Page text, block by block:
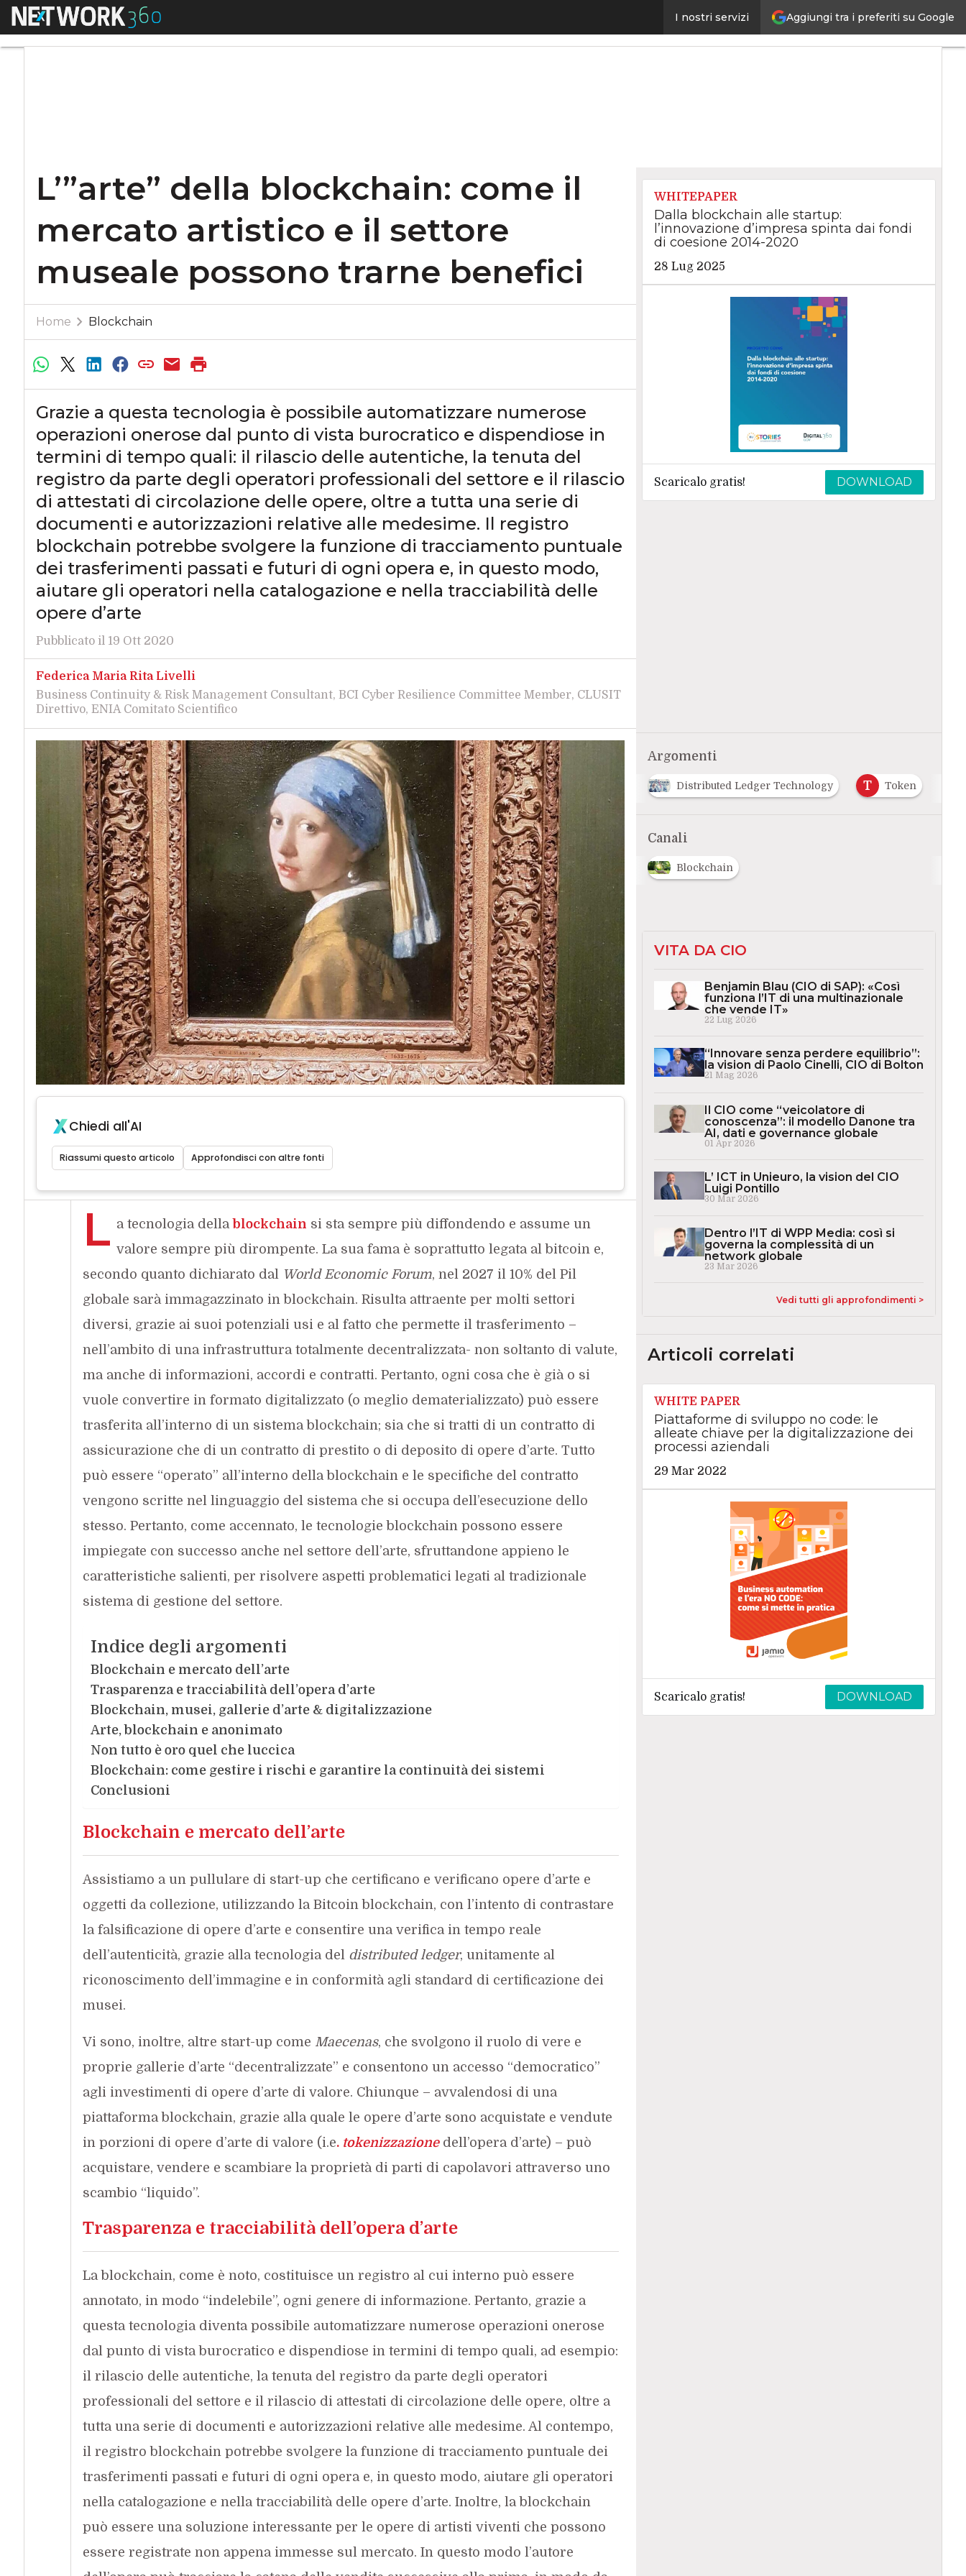
Aggiungi tra i preferiti su Google
I nostri servizi
Menu L’”arte” della blockchain: come il mercato artistico e il settore museale possono trarne beneficiUltimi
articoli
Intelligenza
L’”arte” della blockchain: come il
mercato artistico e il settore
museale possono trarne benefici
Home Blockchain
Grazie a questa tecnologia è possibile automatizzare numerose
operazioni onerose dal punto di vista burocratico e dispendiose in
termini di tempo quali: il rilascio delle autentiche, la tenuta del
registro da parte degli operatori professionali del settore e il rilascio
di attestati di circolazione delle opere, oltre a tutta una serie di
documenti e autorizzazioni relative alle medesime. Il registro
blockchain potrebbe svolgere la funzione di tracciamento puntuale
dei trasferimenti passati e futuri di ogni opera e, in questo modo,
aiutare gli operatori nella catalogazione e nella tracciabilità delle
opere d’arte
Pubblicato il 19 Ott 2020
Federica Maria Rita Livelli
Business Continuity & Risk Management Consultant, BCI Cyber Resilience Committee Member, CLUSIT
Direttivo, ENIA Comitato Scientifico
Chiedi all'AI
Riassumi questo articolo Approfondisci con altre fonti
L a tecnologia dellablockchain si sta sempre più diffondendo e assume un
valore sempre più dirompente. La sua fama è soprattutto legata al bitcoin e,
secondo quanto dichiarato dal World Economic Forum, nel 2027 il 10% del Pil
globale sarà immagazzinato in blockchain. Risulta attraente per molti settori
diversi, grazie ai suoi potenziali usi e al fatto che permette il trasferimento –
nell’ambito di una infrastruttura totalmente decentralizzata- non soltanto di valute,
ma anche di informazioni, accordi e contratti. Pertanto, ogni cosa che è già o si
vuole convertire in formato digitalizzato (o meglio dematerializzato) può essere
trasferita all’interno di un sistema blockchain; sia che si tratti di un contratto di
assicurazione che di un contratto di prestito o di deposito di opere d’arte. Tutto
può essere “operato” all’interno della blockchain e le specifiche del contratto
vengono scritte nel linguaggio del sistema che si occupa dell’esecuzione dello
stesso. Pertanto, come accennato, le tecnologie blockchain possono essere
impiegate con successo anche nel settore dell’arte, sfruttandone appieno le
caratteristiche salienti, per risolvere aspetti problematici legati al tradizionale
sistema di gestione del settore.
Indice degli argomenti
Blockchain e mercato dell’arte
Trasparenza e tracciabilità dell’opera d’arte
Blockchain, musei, gallerie d’arte & digitalizzazione
Arte, blockchain e anonimato
Non tutto è oro quel che luccica
Blockchain: come gestire i rischi e garantire la continuità dei sistemi
Conclusioni
Blockchain e mercato dell’arte
Assistiamo a un pullulare di start-up che certificano e verificano opere d’arte e
oggetti da collezione, utilizzando la Bitcoin blockchain, con l’intento di contrastare
la falsificazione di opere d’arte e consentire una verifica in tempo reale
dell’autenticità, grazie alla tecnologia del distributed ledger, unitamente al
riconoscimento dell’immagine e in conformità agli standard di certificazione dei
musei.
Vi sono, inoltre, altre start-up come Maecenas, che svolgono il ruolo di vere e
proprie gallerie d’arte “decentralizzate” e consentono un accesso “democratico”
agli investimenti di opere d’arte di valore. Chiunque – avvalendosi di una
piattaforma blockchain, grazie alla quale le opere d’arte sono acquistate e vendute
in porzioni di opere d’arte di valore (i.e. tokenizzazionedell’opera d’arte) – può
acquistare, vendere e scambiare la proprietà di parti di capolavori attraverso uno
scambio “liquido”.
Trasparenza e tracciabilità dell’opera d’arte
La blockchain, come è noto, costituisce un registro al cui interno può essere
annotato, in modo “indelebile”, ogni genere di informazione. Pertanto, grazie a
questa tecnologia diventa possibile automatizzare numerose operazioni onerose
dal punto di vista burocratico e dispendiose in termini di tempo quali, ad esempio:
il rilascio delle autentiche, la tenuta del registro da parte degli operatori
professionali del settore e il rilascio di attestati di circolazione delle opere, oltre a
tutta una serie di documenti e autorizzazioni relative alle medesime. Al contempo,
il registro blockchain potrebbe svolgere la funzione di tracciamento puntuale dei
trasferimenti passati e futuri di ogni opera e, in questo modo, aiutare gli operatori
nella catalogazione e nella tracciabilità delle opere d’arte. Inoltre, la blockchain
può essere una soluzione interessante per le opere di artisti viventi che possono
essere registrate non appena immesse sul mercato. In questo modo l’autore
WHITEPAPER
Dalla blockchain alle startup:
l’innovazione d’impresa spinta dai fondi
di coesione 2014-2020
28 Lug 2025
Scaricalo gratis! DOWNLOAD
Argomenti
B Blockchain & Distributed Ledger technology DLT Distributed Ledger Technology T Token
Canali
Blockchain
VITA DA CIO
Benjamin Blau (CIO di SAP): «Così
funziona l’IT di una multinazionale
che vende IT»
22 Lug 2026
“Innovare senza perdere equilibrio”:
la vision di Paolo Cinelli, CIO di Bolton
21 Mag 2026
Il CIO come “veicolatore di
conoscenza”: il modello Danone tra
AI, dati e governance globale
01 Apr 2026
L’ ICT in Unieuro, la vision del CIO
Luigi Pontillo
30 Mar 2026
Dentro l’IT di WPP Media: così si
governa la complessità di un
network globale
23 Mar 2026
Vedi tutti gli approfondimenti >
Articoli correlati
WHITE PAPER
Piattaforme di sviluppo no code: le
alleate chiave per la digitalizzazione dei
processi aziendali
29 Mar 2022
Scaricalo gratis! DOWNLOAD